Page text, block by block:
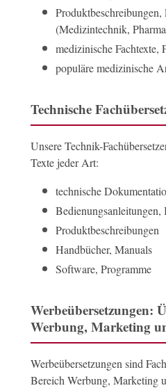
(Medizintechnik,
medizinische Fachtexte,
populäre medizinische
Technische
Unsere Technik-
Texte jeder Art:
technische
Bedienungsanleitungen,
Produktbeschreibungen
Handbücher, Manuals
Software, Programme
Werbeübersetzungen:
Werbung, Marketing
Werbeübersetzungen sind
Bereich Werbung, Marketing